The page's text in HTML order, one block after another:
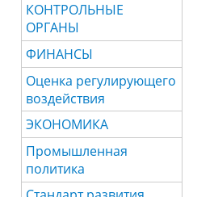
КОНТРОЛЬНЫЕ
ОРГАНЫ
ФИНАНСЫ
Оценка регулирующего
воздействия
ЭКОНОМИКА
Промышленная
политика